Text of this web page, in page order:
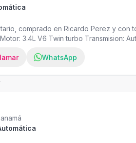
comprado en Ricardo Perez y con
3.4L V6 Twin turbo Transmision:
WhatsApp